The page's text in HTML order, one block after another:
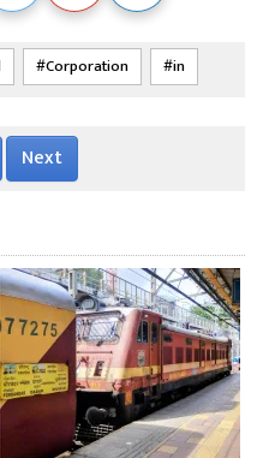
Corporation in
Next